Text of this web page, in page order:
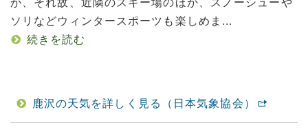
ソリなどウィンタースポーツも楽しめま...
続きを読む
鹿沢の天気を詳しく見る（日本気象協会）